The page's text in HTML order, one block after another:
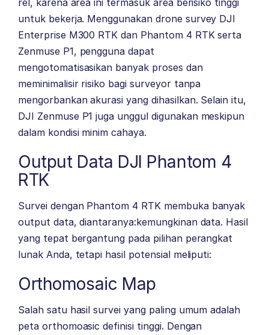
rel, karena area ini termasuk area berisiko tinggi
untuk bekerja. Menggunakan drone survey DJI
Enterprise M300 RTK dan Phantom 4 RTK serta
Zenmuse P1, pengguna dapat
mengotomatisasikan banyak proses dan
meminimalisir risiko bagi surveyor tanpa
mengorbankan akurasi yang dihasilkan. Selain itu,
DJI Zenmuse P1 juga unggul digunakan meskipun
dalam kondisi minim cahaya.
Output Data DJI Phantom 4
RTK
Survei dengan Phantom 4 RTK membuka banyak
output data, diantaranya:kemungkinan data. Hasil
yang tepat bergantung pada pilihan perangkat
lunak Anda, tetapi hasil potensial meliputi:
Orthomosaic Map
Salah satu hasil survei yang paling umum adalah
peta orthomoasic definisi tinggi. Dengan